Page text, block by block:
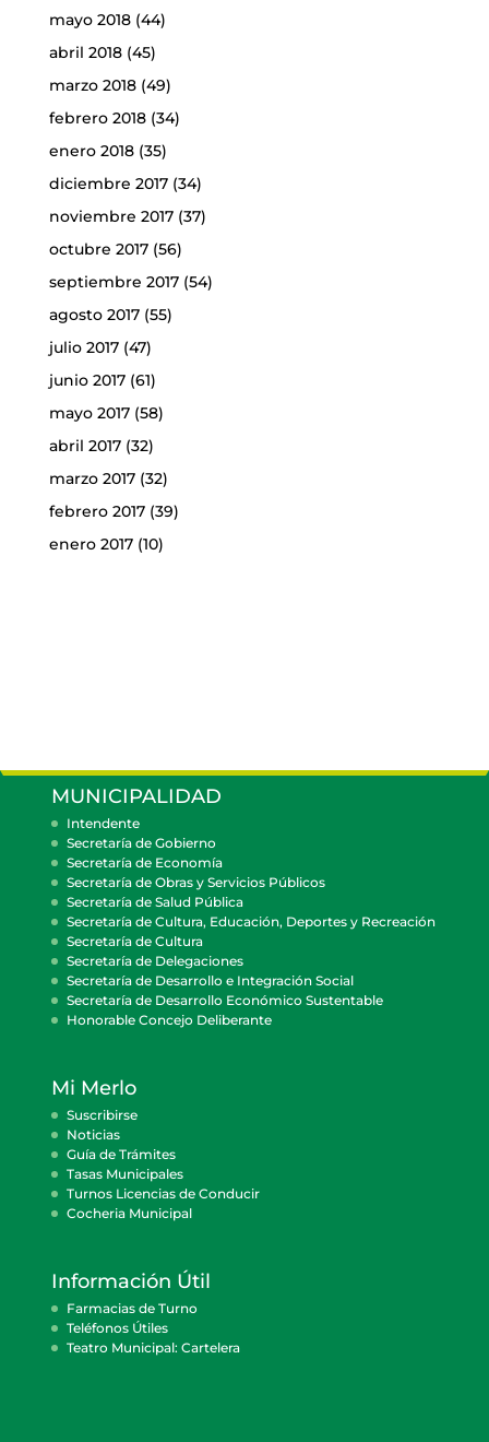
mayo 2018(44)
abril 2018(45)
marzo 2018(49)
febrero 2018(34)
enero 2018(35)
diciembre 2017(34)
noviembre 2017(37)
octubre 2017(56)
septiembre 2017(54)
agosto 2017(55)
julio 2017(47)
junio 2017(61)
mayo 2017(58)
abril 2017(32)
marzo 2017(32)
febrero 2017(39)
enero 2017(10)
MUNICIPALIDAD
Intendente
Secretaría de Gobierno
Secretaría de Economía
Secretaría de Obras y Servicios Públicos
Secretaría de Salud Pública
Secretaría de Cultura, Educación, Deportes y Recreación
Secretaría de Cultura
Secretaría de Delegaciones
Secretaría de Desarrollo e Integración Social
Secretaría de Desarrollo Económico Sustentable
Honorable Concejo Deliberante
Mi Merlo
Suscribirse
Noticias
Guía de Trámites
Tasas Municipales
Turnos Licencias de Conducir
Cocheria Municipal
Información Útil
Farmacias de Turno
Teléfonos Útiles
Teatro Municipal: Cartelera